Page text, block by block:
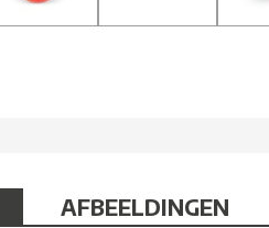
AFBEELDINGEN